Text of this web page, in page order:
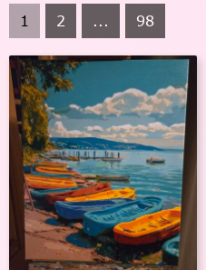
1 2 ... 98